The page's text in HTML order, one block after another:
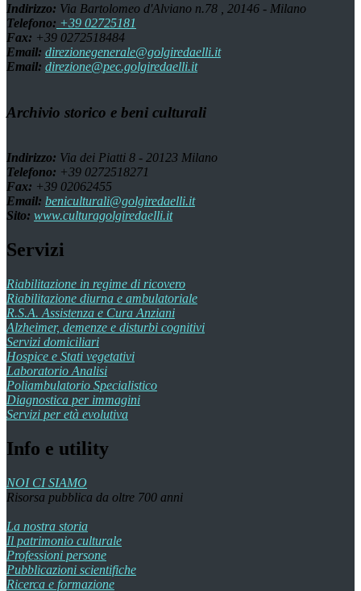
Indirizzo: Via Bartolomeo d'Alviano n.78 , 20146 - Milano
Telefono: +39 02725181
Fax: +39 0272518484
Email: direzionegenerale@golgiredaelli.it
Email: direzione@pec.golgiredaelli.it
Archivio storico e beni culturali
Indirizzo: Via dei Piatti 8 - 20123 Milano
Telefono: +39 0272518271
Fax: +39 02062455
Email: beniculturali@golgiredaelli.it
Sito: www.culturagolgiredaelli.it
Servizi
Riabilitazione in regime di ricovero
Riabilitazione diurna e ambulatoriale
R.S.A. Assistenza e Cura Anziani
Alzheimer, demenze e disturbi cognitivi
Servizi domiciliari
Hospice e Stati vegetativi
Laboratorio Analisi
Poliambulatorio Specialistico
Diagnostica per immagini
Servizi per età evolutiva
Info e utility
NOI CI SIAMO
Risorsa pubblica da oltre 700 anni
La nostra storia
Il patrimonio culturale
Professioni persone
Pubblicazioni scientifiche
Ricerca e formazione